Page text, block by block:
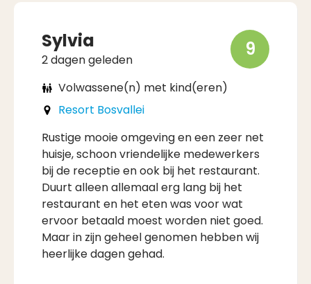
Sylvia
2 dagen geleden 9
Volwassene(n) met kind(eren)
Resort Bosvallei
Rustige mooie omgeving en een zeer net
huisje, schoon vriendelijke medewerkers
bij de receptie en ook bij het restaurant.
Duurt alleen allemaal erg lang bij het
restaurant en het eten was voor wat
ervoor betaald moest worden niet goed.
Maar in zijn geheel genomen hebben wij
heerlijke dagen gehad.